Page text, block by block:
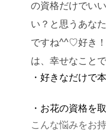
の資格だけでい
い？ と思うあな
ですね^^♡好き
は、幸せなこと
・好きなだけで
・お花の資格を
こんな悩みをお